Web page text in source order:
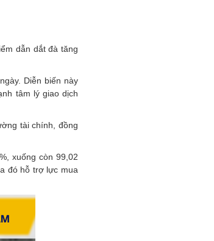
dẫn dắt đà tăng
Diễn biến này
tâm lý giao dịch
tài chính, đồng
xuống còn 99,02
đó hỗ trợ lực mua